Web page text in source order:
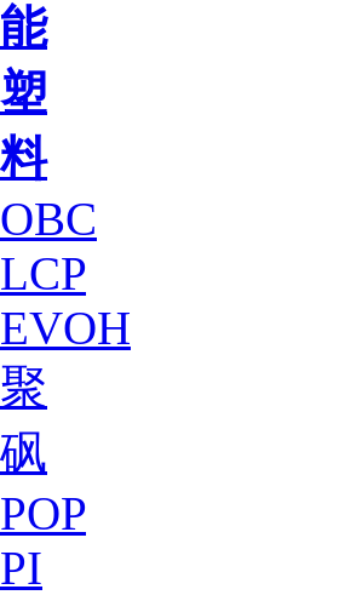
能
塑
料
OBC
LCP
EVOH
聚
砜
POP
PI